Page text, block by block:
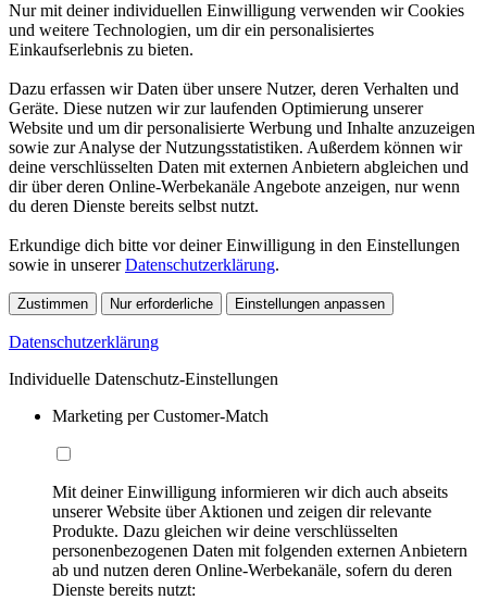
Nur mit deiner individuellen Einwilligung verwenden wir Cookies
und weitere Technologien, um dir ein personalisiertes
Einkaufserlebnis zu bieten.
Dazu erfassen wir Daten über unsere Nutzer, deren Verhalten und
Geräte. Diese nutzen wir zur laufenden Optimierung unserer
Website und um dir personalisierte Werbung und Inhalte anzuzeigen
sowie zur Analyse der Nutzungsstatistiken. Außerdem können wir
deine verschlüsselten Daten mit externen Anbietern abgleichen und
dir über deren Online-Werbekanäle Angebote anzeigen, nur wenn
du deren Dienste bereits selbst nutzt.
Erkundige dich bitte vor deiner Einwilligung in den Einstellungen
sowie in unsererDatenschutzerklärung.
Zustimmen Nur erforderliche Einstellungen anpassen
Datenschutzerklärung
Individuelle Datenschutz-Einstellungen
Marketing per Customer-Match
Mit deiner Einwilligung informieren wir dich auch abseits
unserer Website über Aktionen und zeigen dir relevante
Produkte. Dazu gleichen wir deine verschlüsselten
personenbezogenen Daten mit folgenden externen Anbietern
ab und nutzen deren Online-Werbekanäle, sofern du deren
Dienste bereits nutzt: